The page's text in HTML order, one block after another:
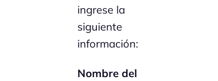
ingrese la
siguiente
información:
Nombre del